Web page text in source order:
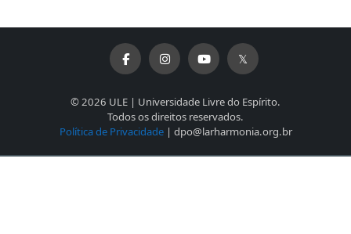
© 2026 ULE | Universidade Livre do Espírito.
Todos os direitos reservados.
Política de Privacidade| dpo@larharmonia.org.br